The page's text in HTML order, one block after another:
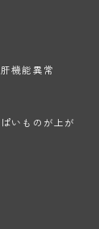
機能異常
いものが上が